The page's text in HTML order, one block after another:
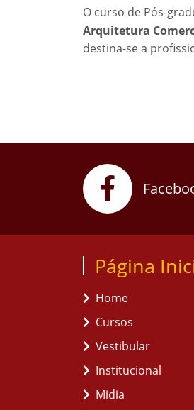
O curso de Pós-
Arquitetura
destina-se a
Página
Home
Cursos
Vestibular
Institucional
Midia